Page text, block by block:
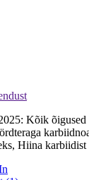
Kõik õigused
Hiina karbiidist